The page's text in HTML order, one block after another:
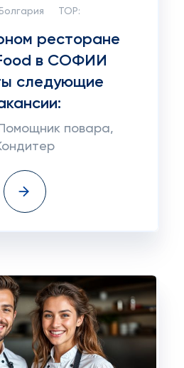
Болгария TOP:
ресторане
в СОФИИ
следующие
повара,